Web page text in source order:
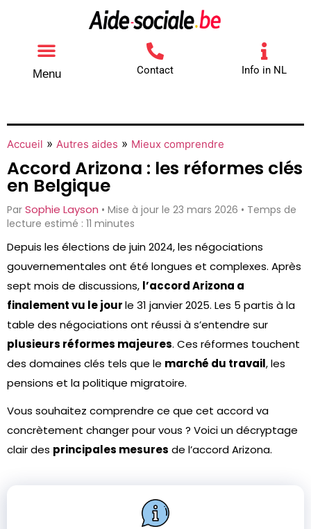
Menu Contact Info in NL
Accueil » Autres aides » Mieux comprendre
Accord Arizona : les réformes clés
en Belgique
Par Sophie Layson • Mise à jour le 23 mars 2026 • Temps de
lecture estimé : 11 minutes
Depuis les élections de juin 2024, les négociations
gouvernementales ont été longues et complexes. Après
sept mois de discussions, l’accord Arizona a
finalement vu le jourle 31 janvier 2025. Les 5 partis à la
table des négociations ont réussi à s’entendre sur
plusieurs réformes majeures. Ces réformes touchent
des domaines clés tels que le marché du travail, les
pensions et la politique migratoire.
Vous souhaitez comprendre ce que cet accord va
concrètement changer pour vous ? Voici un décryptage
clair des principales mesures de l’accord Arizona.